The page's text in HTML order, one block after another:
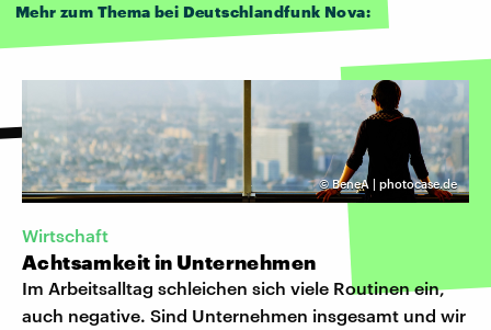
Mehr zum Thema bei Deutschlandfunk Nova:
©BeneA | photocase.de
Wirtschaft
Achtsamkeit in Unternehmen
Im Arbeitsalltag schleichen sich viele Routinen ein,
auch negative. Sind Unternehmen insgesamt und wir